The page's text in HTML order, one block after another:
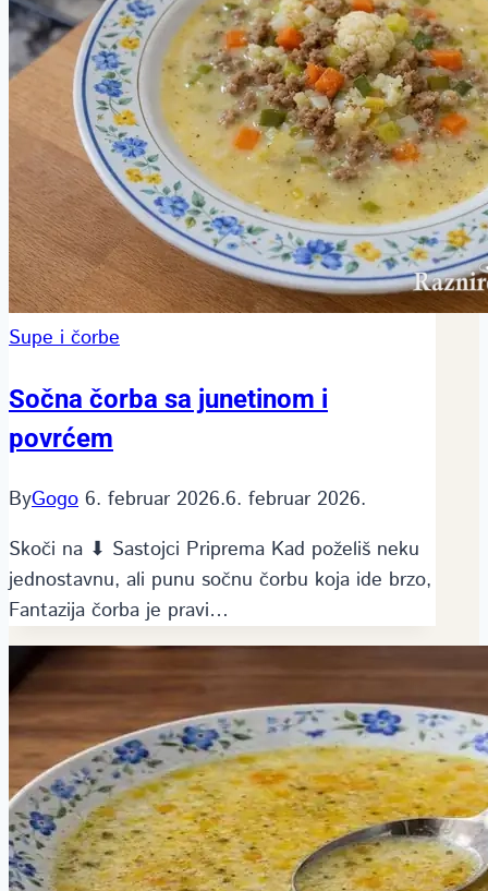
Supe i čorbe
Sočna čorba sa junetinom i
povrćem
ByGogo 6. februar 2026.6. februar 2026.
Skoči na ⬇ Sastojci Priprema Kad poželiš neku
jednostavnu, ali punu sočnu čorbu koja ide brzo,
Fantazija čorba je pravi…